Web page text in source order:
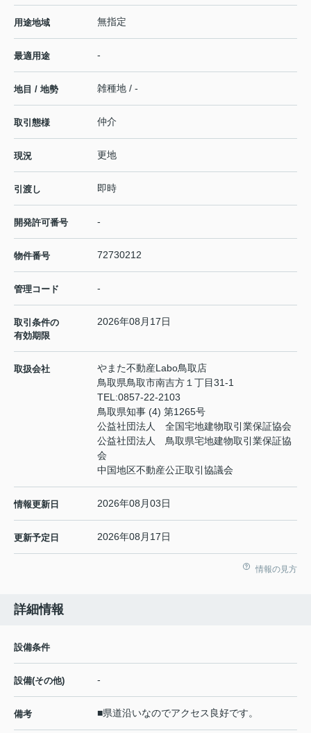
用途地域 無指定
最適用途 -
地目 / 地勢 雑種地 / -
取引態様 仲介
現況 更地
引渡し 即時
開発許可番号 -
物件番号 72730212
管理コード -
取引条件の
有効期限
2026年08月17日
取扱会社
やまた不動産Labo鳥取店
鳥取県鳥取市南吉方１丁目31-1
TEL:0857-22-2103
鳥取県知事 (4) 第1265号
公益社団法人 全国宅地建物取引業保証協会
公益社団法人 鳥取県宅地建物取引業保証協
会
中国地区不動産公正取引協議会
情報更新日 2026年08月03日
更新予定日 2026年08月17日
情報の見方
詳細情報
設備条件
設備(その他) -
備考 ■県道沿いなのでアクセス良好です。